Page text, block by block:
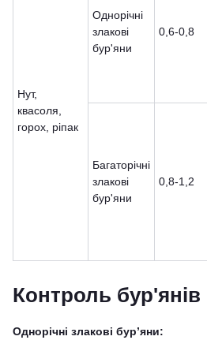
Нут,
квасоля,
горох, ріпак
Однорічні
злакові
бур'яни
0,6-0,8
Багаторічні
злакові
бур'яни
0,8-1,2
Контроль бур'янів
Однорічні злакові бур’яни: